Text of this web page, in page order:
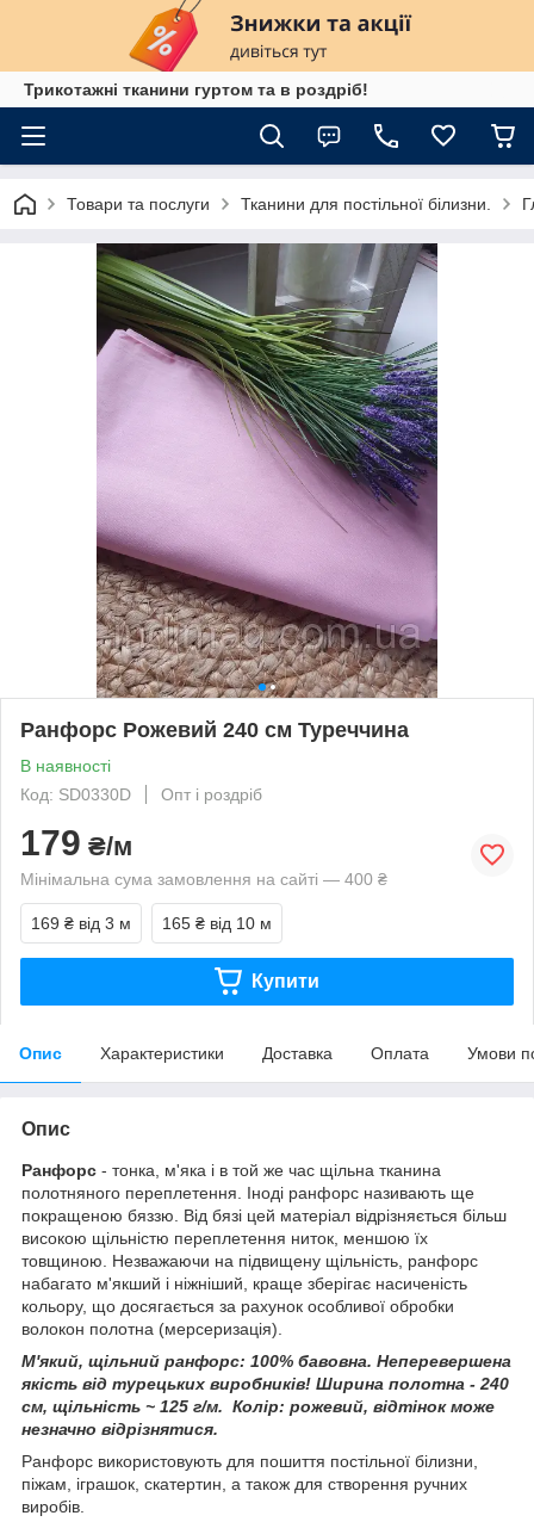
Трикотажні тканини гуртом та в роздріб!
Товари та послуги Тканини для постільної білизни.
Ранфорс Рожевий 240 см Туреччина
В наявності
Код: SD0330D
Опт і роздріб
179 ₴/м
Мінімальна сума замовлення на сайті — 400 ₴
169 ₴ від 3 м 165 ₴ від 10 м
Купити
Опис Характеристики Доставка Оплата Умови
Опис
Ранфорс - тонка, м'яка і в той же час щільна тканина
полотняного переплетення. Іноді ранфорс називають ще
покращеною бяззю. Від бязі цей матеріал відрізняється більш
високою щільністю переплетення ниток, меншою їх
товщиною. Незважаючи на підвищену щільність, ранфорс
набагато м'якший і ніжніший, краще зберігає насиченість
кольору, що досягається за рахунок особливої обробки
волокон полотна (мерсеризація).
М'який, щільний ранфорс: 100% бавовна. Неперевершена
якість від турецьких виробників! Ширина полотна - 240
см, щільність ~ 125 г/м. Колір: рожевий, відтінок може
незначно відрізнятися.
Ранфорс використовують для пошиття постільної білизни,
піжам, іграшок, скатертин, а також для створення ручних
виробів.